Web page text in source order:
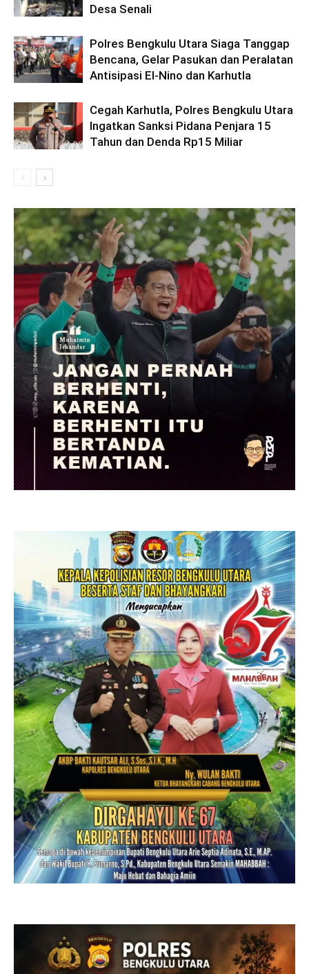
Desa Senali
Polres Bengkulu Utara Siaga Tanggap
Bencana, Gelar Pasukan dan Peralatan
Antisipasi El-Nino dan Karhutla
Cegah Karhutla, Polres Bengkulu Utara
Ingatkan Sanksi Pidana Penjara 15
Tahun dan Denda Rp15 Miliar